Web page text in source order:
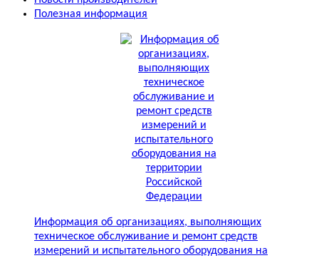
Полезная информация
Информация об организациях, выполняющих
техническое обслуживание и ремонт средств
измерений и испытательного оборудования на